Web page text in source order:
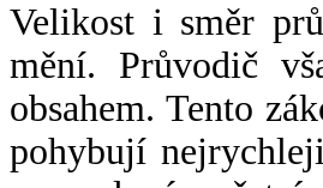
Velikost i směr
mění. Průvodič
obsahem. Tento
pohybují